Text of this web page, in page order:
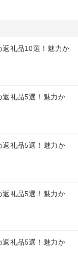
返礼品10選！魅力か
返礼品5選！魅力か
返礼品5選！魅力か
返礼品5選！魅力か
返礼品5選！魅力か